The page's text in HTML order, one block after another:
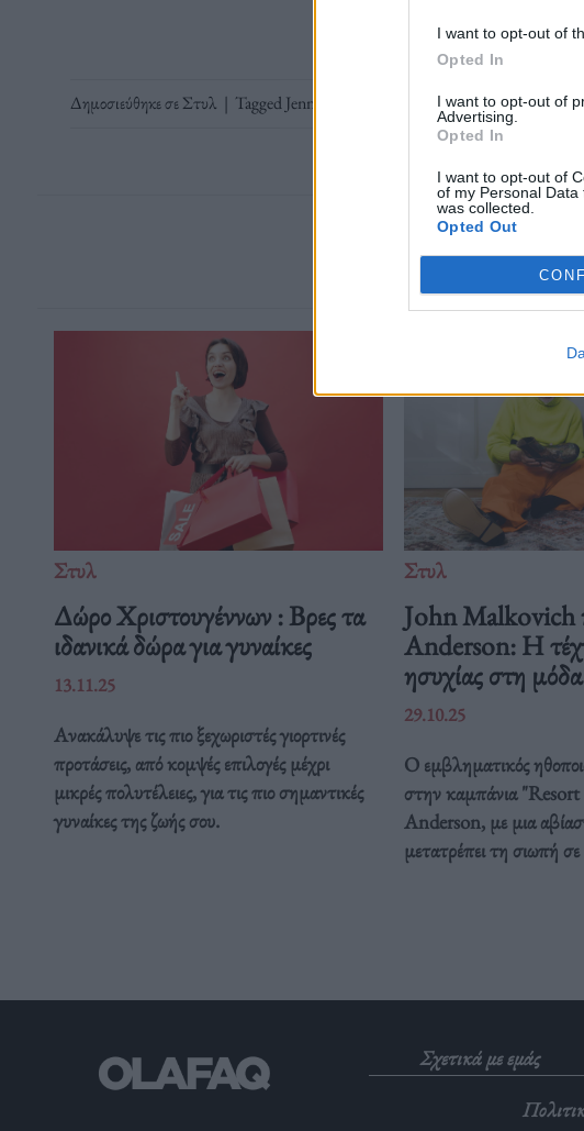
I want to opt-out of
Opted In
I want to opt-out of
Advertising.
Opted In
I want to opt-out of
of my Personal
was collected.
Opted Out
Δημοσιεύθηκε σεΣτυλ | TaggedJennifer Lopez Marina Raphael,Micro
Στυλ
Δώρο Χριστουγέννων : Βρες τα
ιδανικά δώρα για γυναίκες
13.11.25
Ανακάλυψε τις πιο ξεχωριστές γιορτινές
προτάσεις, από κομψές επιλογές μέχρι
μικρές πολυτέλειες, για τις πιο σημαντικές
γυναίκες της ζωής σου.
Στυλ
John Malkovich
Anderson: Η
ησυχίας στη
29.10.25
Ο εμβληματικός
στην καμπάνια
Anderson, με μια
μετατρέπει τη σιωπή
Σχετικά με εμάς